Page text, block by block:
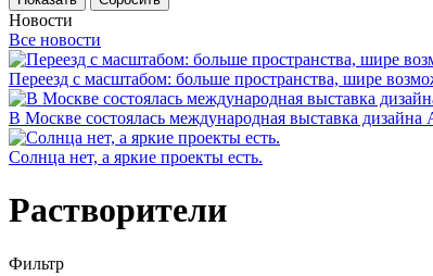
Новости
Все новости
Переезд с масштабом: больше пространства, шире
В Москве состоялась международная выставка
Солнца нет, а яркие проекты есть.
Растворители
Фильтр